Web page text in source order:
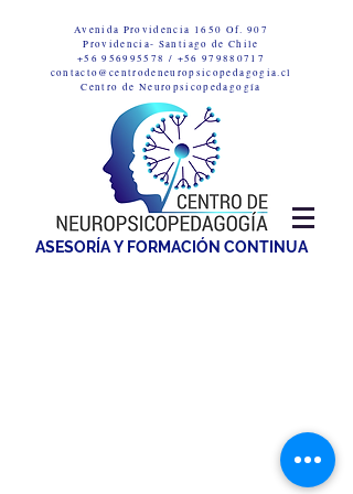
Avenida Providencia 1650 Of. 907
Providencia- Santiago de Chile
+56 956995578 / +56 979880717
contacto@centrodeneuropsicopedagogia.cl
Centro de Neuropsicopedagogía
ASESORÍA Y FORMACIÓN CONTINUA